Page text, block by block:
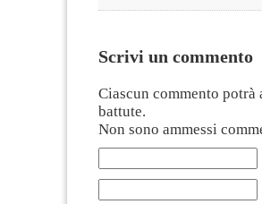
Scrivi un commento
Ciascun commento potrà
battute.
Non sono ammessi